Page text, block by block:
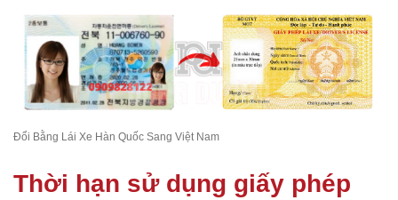
Đổi Bằng Lái Xe Hàn Quốc Sang Việt Nam
Thời hạn sử dụng giấy phép